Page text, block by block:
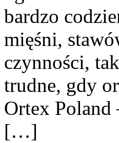
bardzo
mięśni,
czynności,
trudne, gdy
Ortex
[…]